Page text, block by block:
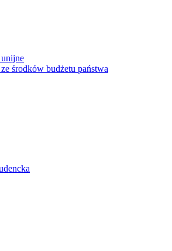
środków budżetu państwa